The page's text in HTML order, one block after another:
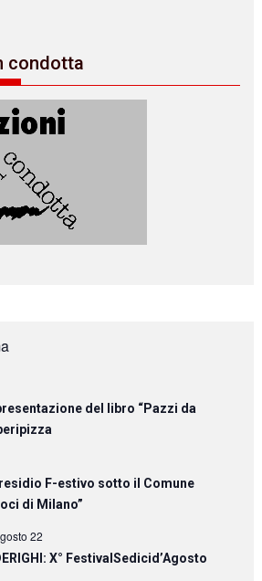
condotta
del libro “Pazzi da
F-estivo sotto il Comune
di Milano”
22
X° FestivalSedicid’Agosto